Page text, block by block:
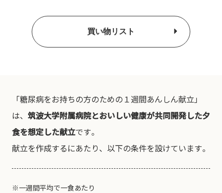
買い物リスト
「糖尿病をお持ちの方のための１週間あんしん献立」
は、 筑波大学附属病院とおいしい健康が共同開発した夕
食を想定した献立です。
献立を作成するにあたり、以下の条件を設けています。
※一週間平均で一食あたり